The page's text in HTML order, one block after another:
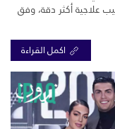
علاجية أكثر دقة، وفق
اكمل القراءة